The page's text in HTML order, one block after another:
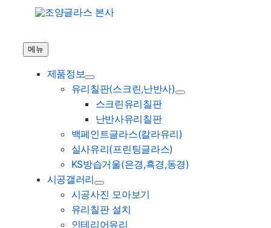
메뉴
제품정보
유리칠판(스크린,난반사)
스크린유리칠판
난반사유리칠판
백페인트글라스(칼라유리)
실사유리(프린팅글라스)
KS방습거울(은경,흑경,동경)
시공갤러리
시공사진 모아보기
유리칠판 설치
인테리어유리